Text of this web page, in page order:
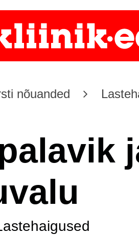
nõuanded